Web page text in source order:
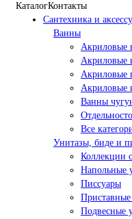
КаталогКонтакты
Сантехника и
Ванны
Акриловые
Акриловые
Акриловые
Акриловые
Ванны
Все
Унитазы, биде и
Коллекции
Напольные
Писсуары
Подвесные